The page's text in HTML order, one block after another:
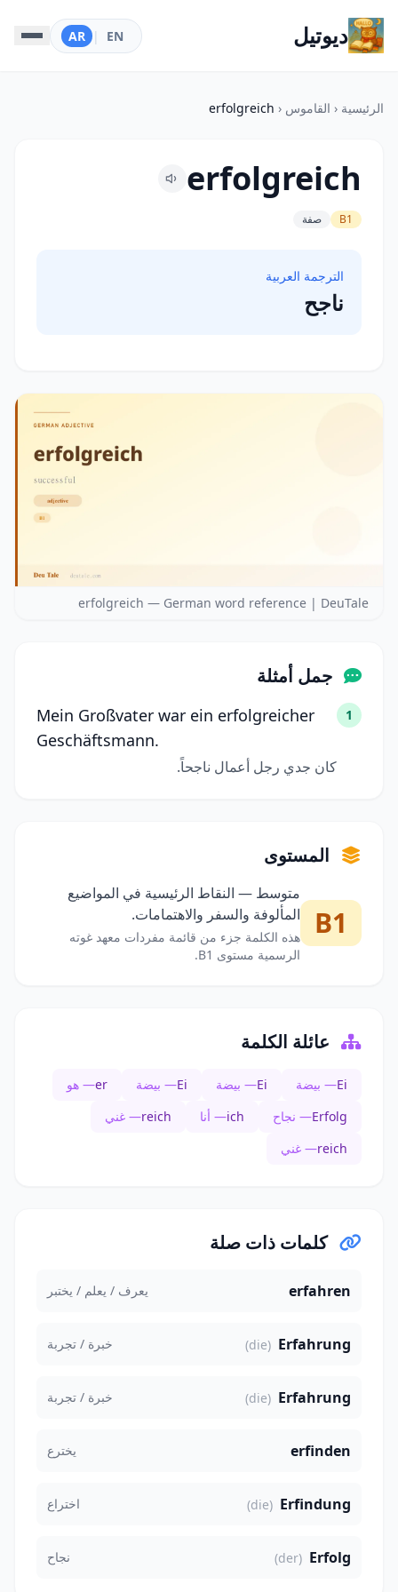
ديوتيل EN
|
AR
الرئيسية ‹ القاموس ‹
erfolgreich
erfolgreich
B1 صفة
الترجمة العربية
ناجح
erfolgreich — German word reference | DeuTale
جمل أمثلة
1
Mein Großvater war ein erfolgreicher
Geschäftsmann.
كان جدي رجل أعمال ناجحاً.
المستوى
B1
متوسط — النقاط الرئيسية في المواضيع
المألوفة والسفر والاهتمامات.
هذه الكلمة جزء من قائمة مفردات معهد غوته
الرسمية مستوى B1.
عائلة الكلمة
Ei— بيضة Ei— بيضة Ei— بيضة er— هو
Erfolg— نجاح ich— أنا reich— غني
reich— غني
كلمات ذات صلة
erfahren يعرف / يعلم / يختبر
Erfahrung
(die) خبرة / تجربة
Erfahrung
(die) خبرة / تجربة
erfinden يخترع
Erfindung
(die) اختراع
Erfolg
(der) نجاح